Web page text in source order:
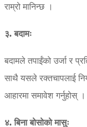
राम्रो मानिन्छ ।
३. बदामः
बदामले तपाईंको उर्जा र
साथै यसले रक्तचापलाई
आहारमा समावेश गर्नुहोस् ।
४. बिना बोसोको मासुः